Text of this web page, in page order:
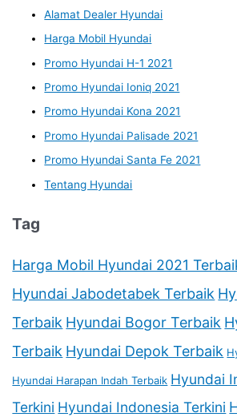
Alamat Dealer Hyundai
Harga Mobil Hyundai
Promo Hyundai H-1 2021
Promo Hyundai Ioniq 2021
Promo Hyundai Kona 2021
Promo Hyundai Palisade 2021
Promo Hyundai Santa Fe 2021
Tentang Hyundai
Tag
Harga Mobil Hyundai 2021
Hyundai Jabodetabek Terbaik
Terbaik Hyundai Bogor Terbaik
Terbaik Hyundai Depok Terbaik
Hyundai Harapan Indah Terbaik Hyundai
Terkini Hyundai Indonesia Terkini